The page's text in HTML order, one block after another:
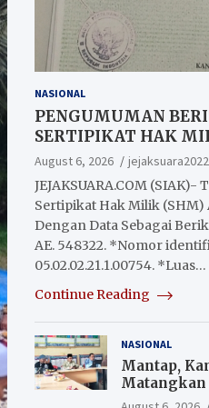
NASIONAL
PENGUMUMAN
SERTIPIKAT HAK
August 6, 2026
jejaksuara2022
JEJAKSUARA.COM
Sertipikat Hak Milik (SHM)
Dengan Data Sebagai
AE. 548322. *Nomor
05.02.02.21.1.00754. *Luas…
Continue Reading
NASIONAL
Mantap,
Matangkan
Warga